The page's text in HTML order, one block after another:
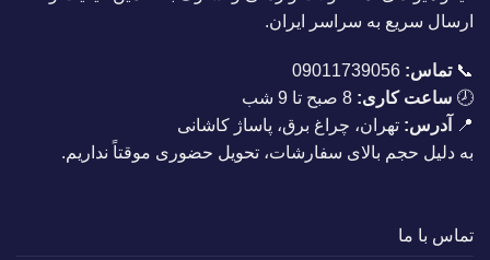
ارسال سریع به سراسر ایران.
📞تماس: 09011739056
🕗 ساعت کاری:
📍
آدرس: تهران، چراغ برق، پاساژ کاشانی
به دلیل حجم بالای سفارشات، تحویل حضوری موقتاً نداریم.
تماس با ما